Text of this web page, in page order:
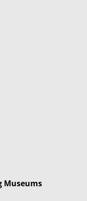
Museums